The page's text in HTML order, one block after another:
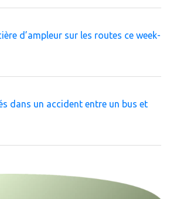
d’ampleur sur les routes ce week-
dans un accident entre un bus et